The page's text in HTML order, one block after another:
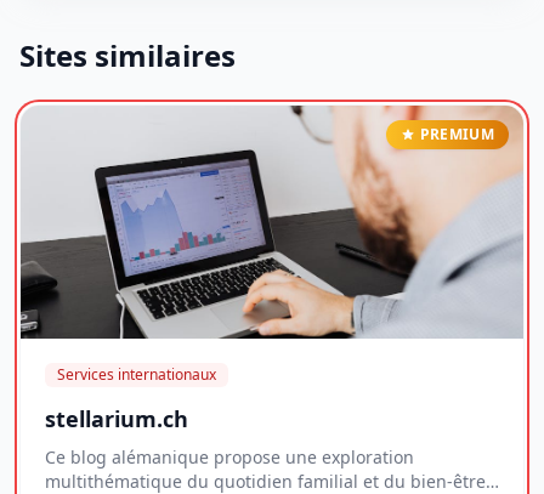
Sites similaires
PREMIUM
Services internationaux
stellarium.ch
Ce blog alémanique propose une exploration
multithématique du quotidien familial et du bien-être